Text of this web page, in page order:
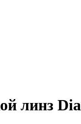
линз